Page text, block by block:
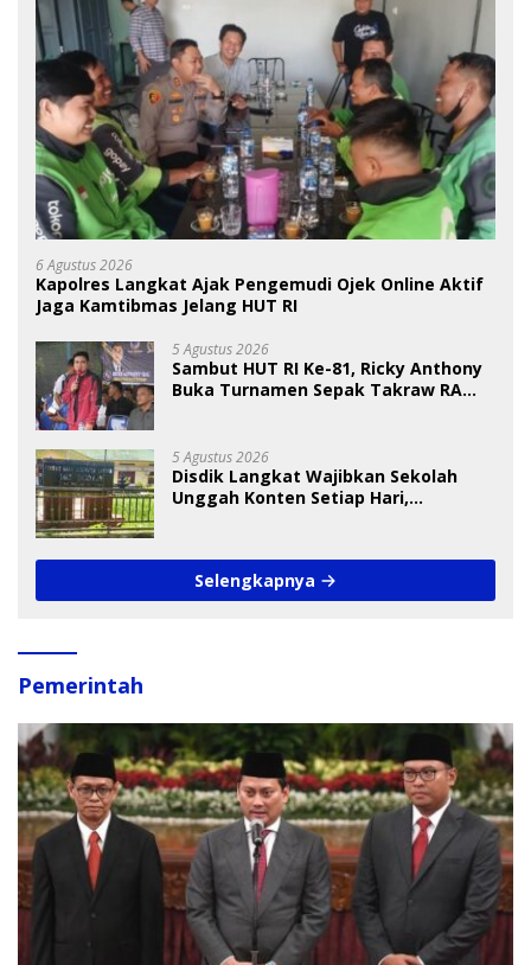
6 Agustus 2026
Kapolres Langkat Ajak Pengemudi Ojek Online Aktif
Jaga Kamtibmas Jelang HUT RI
5 Agustus 2026
Sambut HUT RI Ke-81, Ricky Anthony
Buka Turnamen Sepak Takraw RA
5 Agustus 2026
Disdik Langkat Wajibkan Sekolah
Unggah Konten Setiap Hari,
Selengkapnya
Pemerintah